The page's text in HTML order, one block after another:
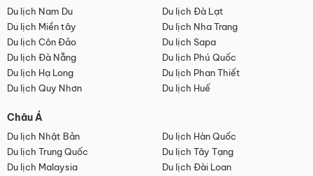
Du lịch Nam Du
Du lịch Đà Lạt
Du lịch Miền tây
Du lịch Nha Trang
Du lịch Côn Đảo
Du lịch Sapa
Du lịch Đà Nẵng
Du lịch Phú Quốc
Du lịch Hạ Long
Du lịch Phan Thiết
Du lịch Quy Nhơn
Du lịch Huế
Châu Á
Du lịch Nhật Bản
Du lịch Hàn Quốc
Du lịch Trung Quốc
Du lịch Tây Tạng
Du lịch Malaysia
Du lịch Đài Loan